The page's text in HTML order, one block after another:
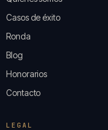
Casos de éxito
Ronda
Blog
Honorarios
Contacto
LEGAL